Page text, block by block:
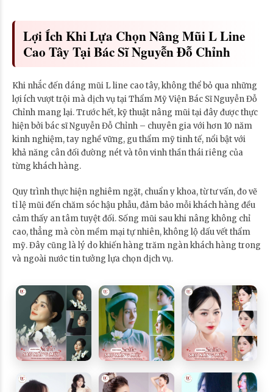
Lợi Ích Khi Lựa Chọn Nâng Mũi L Line
Cao Tây Tại Bác Sĩ Nguyễn Đỗ Chỉnh
Khi nhắc đến dáng mũi L line cao tây, không thể bỏ qua những
lợi ích vượt trội mà dịch vụ tại Thẩm Mỹ Viện Bác Sĩ Nguyễn Đỗ
Chỉnh mang lại. Trước hết, kỹ thuật nâng mũi tại đây được thực
hiện bởi bác sĩ Nguyễn Đỗ Chỉnh – chuyên gia với hơn 10 năm
kinh nghiệm, tay nghề vững, gu thẩm mỹ tinh tế, nổi bật với
khả năng cân đối đường nét và tôn vinh thần thái riêng của
từng khách hàng.
Quy trình thực hiện nghiêm ngặt, chuẩn y khoa, từ tư vấn, đo vẽ
tỉ lệ mũi đến chăm sóc hậu phẫu, đảm bảo mỗi khách hàng đều
cảm thấy an tâm tuyệt đối. Sống mũi sau khi nâng không chỉ
cao, thẳng mà còn mềm mại tự nhiên, không lộ dấu vết thẩm
mỹ. Đây cũng là lý do khiến hàng trăm ngàn khách hàng trong
và ngoài nước tin tưởng lựa chọn dịch vụ.